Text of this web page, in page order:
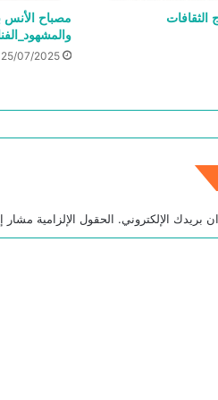
الثقافات
مصباح الأنس
25/07/2025
بريدك الإلكتروني. الحقول الإلزامية مشار